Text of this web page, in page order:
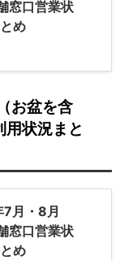
窓口営業状
め
お盆を含
用状況まと
月・8月
窓口営業状
め